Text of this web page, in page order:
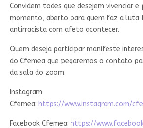
Convidem todes que desejem vivenciar
momento, aberto para quem faz a luta
antirracista com afeto acontecer.
Quem deseja participar manifeste
do Cfemea que pegaremos o contato
da sala do zoom.
Instagram
Cfemea: https://www.instagram.com/
Facebook Cfemea: https://